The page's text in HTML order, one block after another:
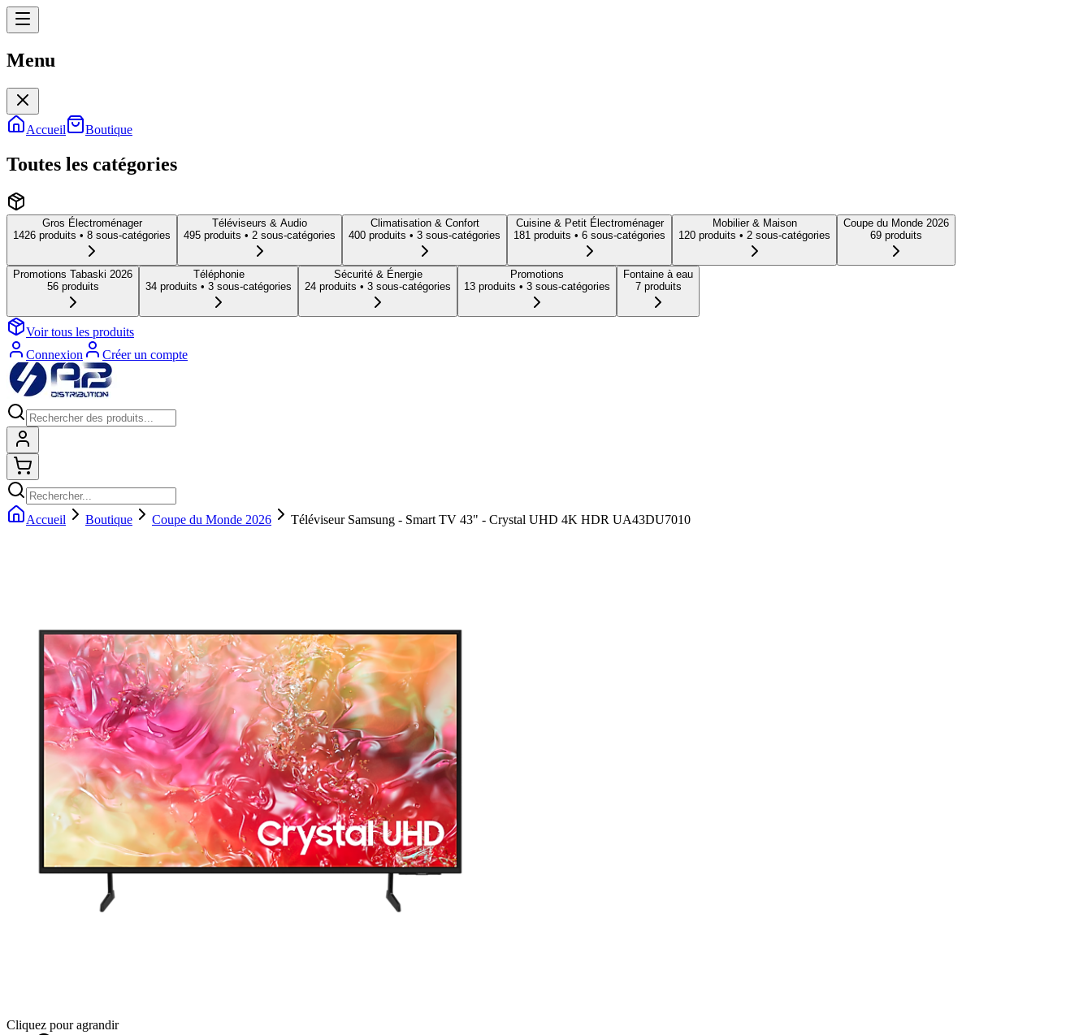
Menu
Accueil Boutique
Toutes les catégories
Gros Électroménager
1426 produits • 8 sous-catégories
Téléviseurs & Audio
495 produits • 2 sous-catégories
Climatisation & Confort
400 produits • 3 sous-catégories
Cuisine & Petit Électroménager
181 produits • 6 sous-catégories
Mobilier & Maison
120 produits • 2 sous-catégories
Coupe du Monde 2026
69 produits
Promotions Tabaski 2026
56produits
Téléphonie
34 produits • 3 sous-catégories
Sécurité & Énergie
24 produits • 3 sous-catégories
Promotions
13 produits • 3 sous-catégories
Fontaine à eau
7produits
Voir tous les produits
Connexion
Créer un compte
Accueil Boutique Coupe du Monde 2026 Téléviseur Samsung - Smart TV 43" - Crystal UHD 4K HDR UA43DU7010
Cliquez pour agrandir